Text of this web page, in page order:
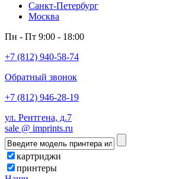
Санкт-Петербург
Москва
Пн - Пт 9:00 - 18:00
+7 (812) 940-58-74
Обратный звонок
+7 (812) 946-28-19
ул. Рентгена, д.7
sale @ imprints.ru
картриджи
принтеры